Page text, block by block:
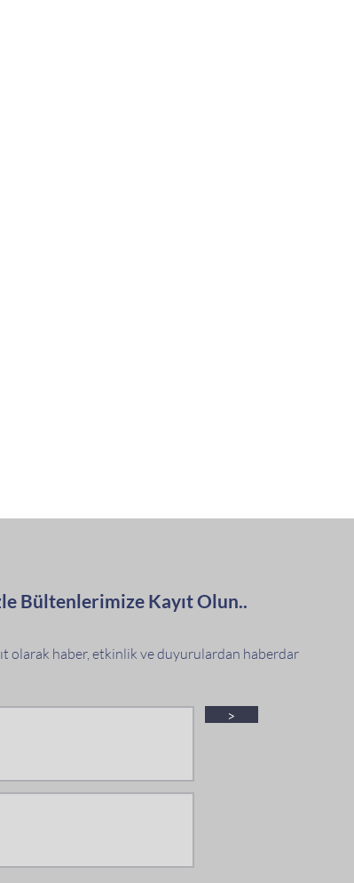
Bültenlerimize Kayıt Olun..
olarak haber, etkinlik ve duyurulardan haberdar
>